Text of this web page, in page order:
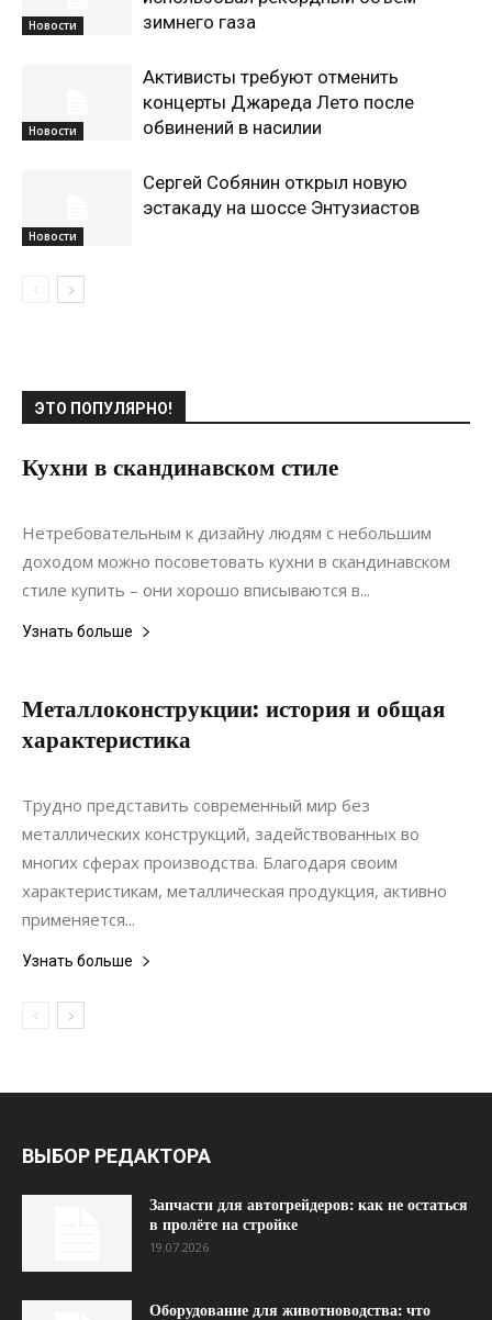
Новости
зимнего газа
Новости
Активисты требуют отменить
концерты Джареда Лето после
обвинений в насилии
Новости
Сергей Собянин открыл новую
эстакаду на шоссе Энтузиастов
ЭТО ПОПУЛЯРНО!
Кухни в скандинавском стиле
21.08.2020
Нетребовательным к дизайну людям с небольшим
доходом можно посоветовать кухни в скандинавском
стиле купить – они хорошо вписываются в...
Узнать больше
Металлоконструкции: история и общая
характеристика
25.01.2020
Трудно представить современный мир без
металлических конструкций, задействованных во
многих сферах производства. Благодаря своим
характеристикам, металлическая продукция, активно
применяется...
Узнать больше
ВЫБОР РЕДАКТОРА
Запчасти для автогрейдеров: как не остаться
в пролёте на стройке
19.07.2026
Оборудование для животноводства: что